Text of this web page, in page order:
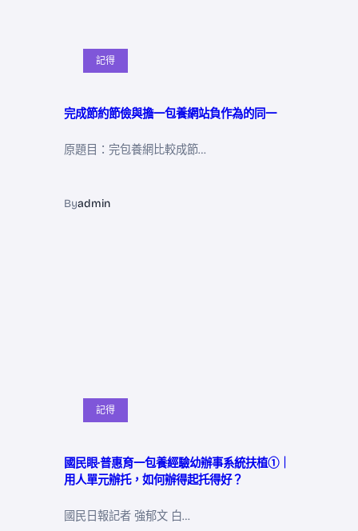
記得
完成節約節儉與擔一包養網站負作為的同一
原題目：完包養網比較成節…
Byadmin
記得
國民眼·普惠育一包養經驗幼辦事系統扶植①｜
用人單元辦托，如何辦得起托得好？
國民日報記者 強郁文 白…